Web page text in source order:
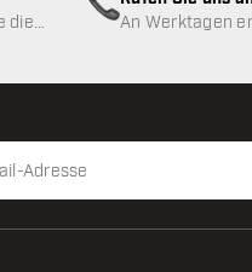
die
An Werktagen